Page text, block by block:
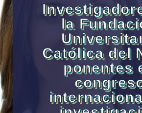
la
Católica del
ponentes